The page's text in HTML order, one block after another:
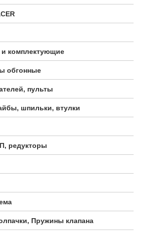
комплектующие
обгонные
пульты
шпильки, втулки
редукторы
Пружины клапана